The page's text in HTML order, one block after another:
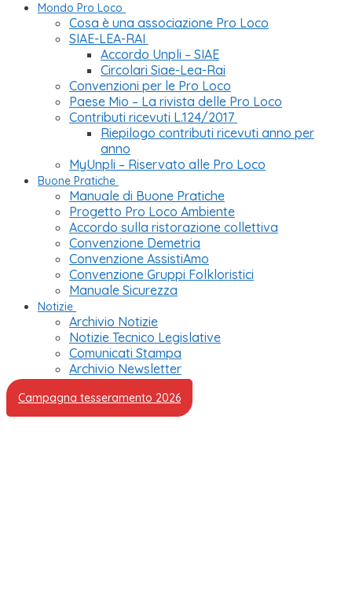
Mondo Pro Loco
Cosa è una associazione Pro Loco
SIAE-LEA-RAI
Accordo Unpli – SIAE
Circolari Siae-Lea-Rai
Convenzioni per le Pro Loco
Paese Mio – La rivista delle Pro Loco
Contributi ricevuti L.124/2017
Riepilogo contributi ricevuti anno per
anno
MyUnpli – Riservato alle Pro Loco
Buone Pratiche
Manuale di Buone Pratiche
Progetto Pro Loco Ambiente
Accordo sulla ristorazione collettiva
Convenzione Demetria
Convenzione AssistiAmo
Convenzione Gruppi Folkloristici
Manuale Sicurezza
Notizie
Archivio Notizie
Notizie Tecnico Legislative
Comunicati Stampa
Archivio Newsletter
Campagna tesseramento 2026